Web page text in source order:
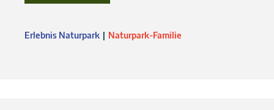
Erlebnis Naturpark Naturpark-Familie